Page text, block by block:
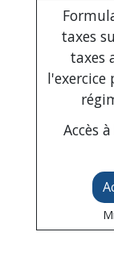
taxes
taxes
l'exercice
Accès